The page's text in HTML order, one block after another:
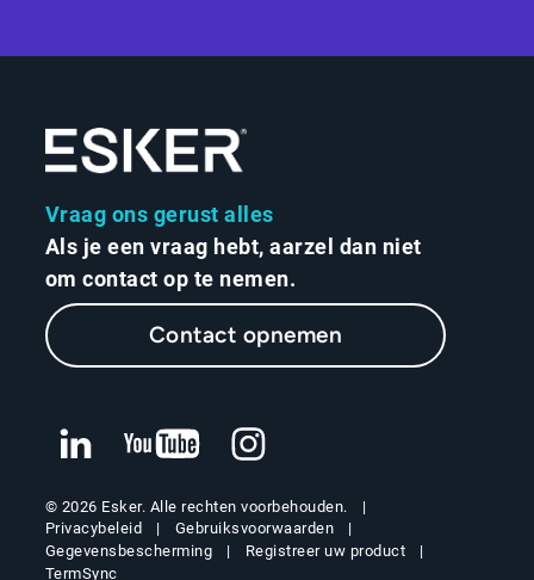
Vraag ons gerust alles
Als je een vraag hebt, aarzel dan niet
om contact op te nemen.
Contact opnemen
© 2026 Esker. Alle rechten voorbehouden.
Privacybeleid
Gebruiksvoorwaarden
Gegevensbescherming
Registreer uw product
TermSync